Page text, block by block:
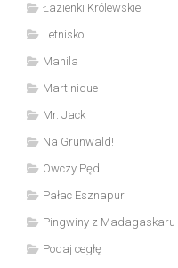
Łazienki Królewskie
Letnisko
Manila
Martinique
Mr. Jack
Na Grunwald!
Owczy Pęd
Pałac Esznapur
Pingwiny z Madagaskaru
Podaj cegłę